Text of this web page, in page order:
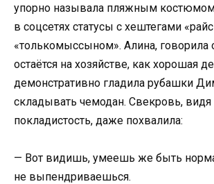
упорно называла пляжным
в соцсетях статусы с хештегами
«толькомыссыном». Алина, говорила
остаётся на хозяйстве, как хорошая
демонстративно гладила рубашки
складывать чемодан. Свекровь,
покладистость, даже похвалила:
— Вот видишь, умеешь же быть
не выпендриваешься.